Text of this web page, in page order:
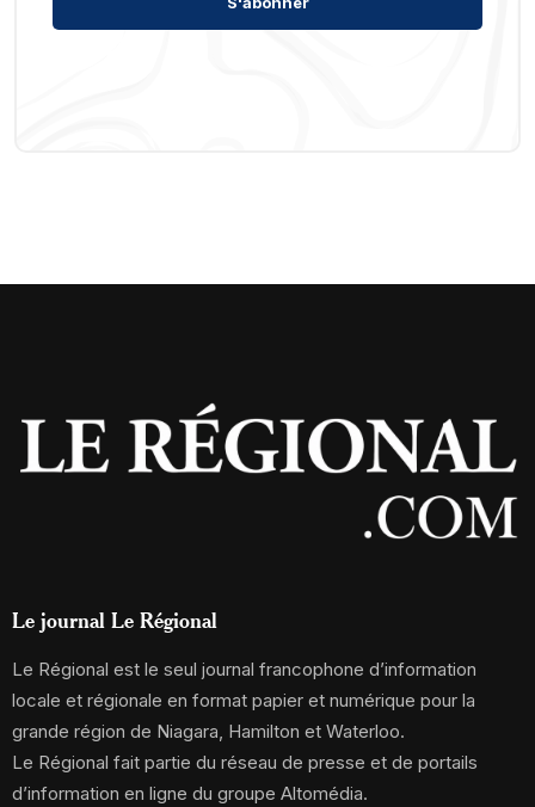
Le journal Le Régional
Le Régional est le seul journal francophone d’information
locale et régionale en format papier et numérique pour la
grande région de Niagara, Hamilton et Waterloo.
Le Régional fait partie du réseau de presse et de portails
d’information en ligne du groupe Altomédia.